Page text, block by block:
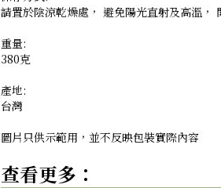
請置於陰涼乾燥處， 避免陽光直射及高溫，
重量:
380克
產地:
台灣
圖片只供示範用，並不反映包裝實際內容
查看更多：